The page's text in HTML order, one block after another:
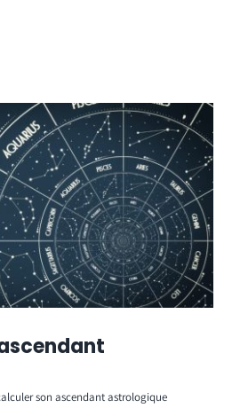
son ascendant astrologique